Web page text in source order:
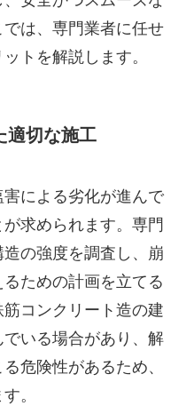
は、専門業者に任せ
トを解説します。
適切な施工
による劣化が進んで
求められます。専門
の強度を調査し、崩
ための計画を立てる
コンクリート造の建
いる場合があり、解
危険性があるため、
。